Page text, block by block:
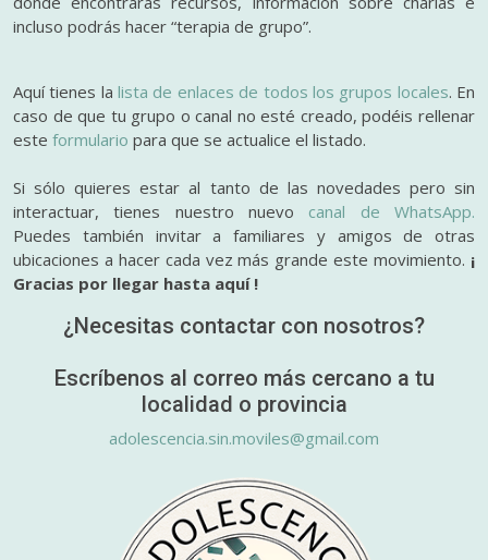
incluso podrás hacer “terapia de grupo”.
Aquí tienes lalista de enlaces de todos los grupos locales. En
caso de que tu grupo o canal no esté creado, podéis rellenar
este formulario para que se actualice el listado.
Si sólo quieres estar al tanto de las novedades pero sin
interactuar, tienes nuestro nuevo canal de WhatsApp.
Puedes también invitar a familiares y amigos de otras
ubicaciones a hacer cada vez más grande este movimiento. ¡
Gracias por llegar hasta aquí !
¿Necesitas contactar con nosotros?
Escríbenos al correo más cercano a tu
localidad o provincia
adolescencia.sin.moviles@gmail.com